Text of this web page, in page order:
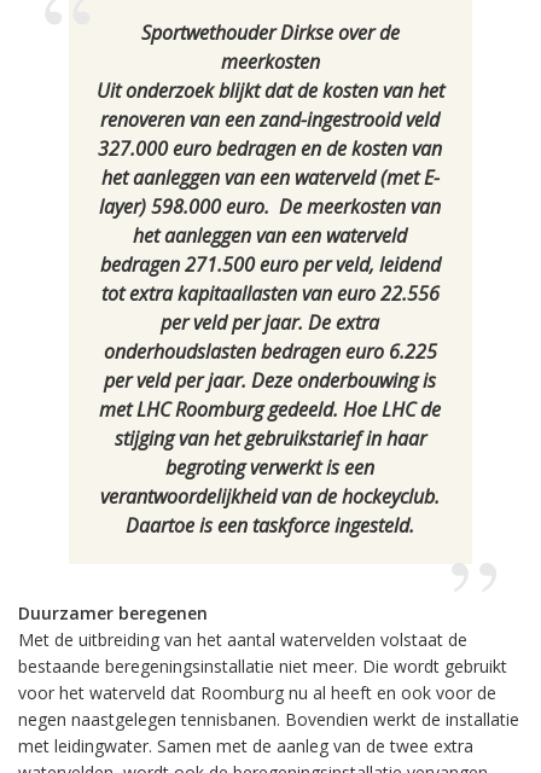
Sportwethouder Dirkse over de
meerkosten
Uit onderzoek blijkt dat de kosten van het
renoveren van een zand-ingestrooid veld
327.000 euro bedragen en de kosten van
het aanleggen van een waterveld (met E-
layer) 598.000 euro. De meerkosten van
het aanleggen van een waterveld
bedragen 271.500 euro per veld, leidend
tot extra kapitaallasten van euro 22.556
per veld per jaar. De extra
onderhoudslasten bedragen euro 6.225
per veld per jaar. Deze onderbouwing is
met LHC Roomburg gedeeld. Hoe LHC de
stijging van het gebruikstarief in haar
begroting verwerkt is een
verantwoordelijkheid van de hockeyclub.
Daartoe is een taskforce ingesteld.
Duurzamer beregenen
Met de uitbreiding van het aantal watervelden volstaat de
bestaande beregeningsinstallatie niet meer. Die wordt gebruikt
voor het waterveld dat Roomburg nu al heeft en ook voor de
negen naastgelegen tennisbanen. Bovendien werkt de installatie
met leidingwater. Samen met de aanleg van de twee extra